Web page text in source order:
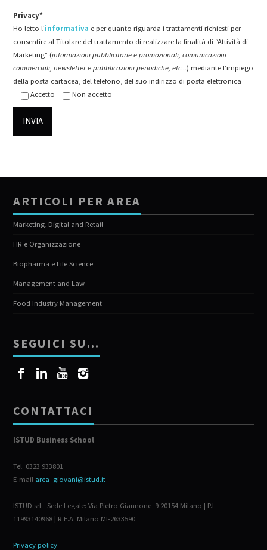
Privacy*
Ho letto l'informativa e per quanto riguarda i trattamenti richiesti per
consentire al Titolare del trattamento di realizzare la finalità di “Attività di
Marketing” (informazioni pubblicitarie e promozionali, comunicazioni
commerciali, newsletter e pubblicazioni periodiche, etc...) mediante l’impiego
della posta cartacea, del telefono, del suo indirizzo di posta elettronica
Accetto
Non accetto
ARTICOLI PER AREA
Marketing, Digital and Retail
HR e Organizzazione
Biopharma e Life Science
Management and Law
Food Industry Management
SEGUICI SU…
CONTATTACI
ISTUD Business School
Tel. 0323 933801
E-mail area_giovani@istud.it
ISTUD srl - Sede Legale: Via Pietro Giannone, 9 20154 Milano | P.I.
11993140968 | R.E.A. Milano MI-2633590
Privacy policy